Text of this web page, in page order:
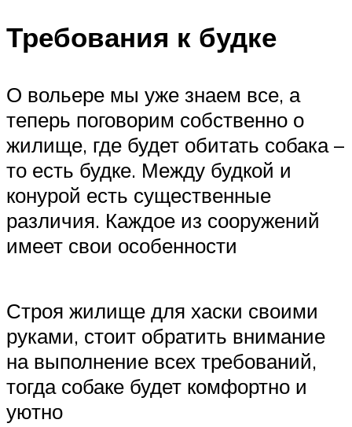
Требования к будке
О вольере мы уже знаем все, а
теперь поговорим собственно о
жилище, где будет обитать собака –
то есть будке. Между будкой и
конурой есть существенные
различия. Каждое из сооружений
имеет свои особенности
Строя жилище для хаски своими
руками, стоит обратить внимание
на выполнение всех требований,
тогда собаке будет комфортно и
уютно